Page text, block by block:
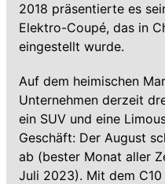
2018 präsentierte es
Elektro-Coupé, das in
eingestellt wurde.
Auf dem heimischen
Unternehmen derzeit
ein SUV und eine
Geschäft: Der August
ab (bester Monat aller
Juli 2023). Mit dem